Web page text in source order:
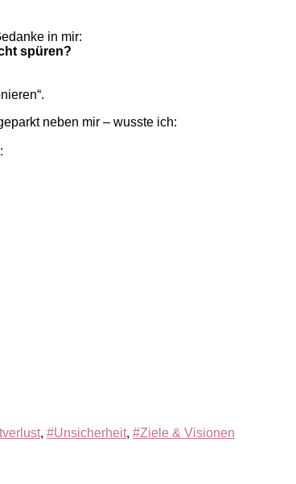
in mir:
spüren?
neben mir – wusste ich:
, #Unsicherheit, #Ziele & Visionen